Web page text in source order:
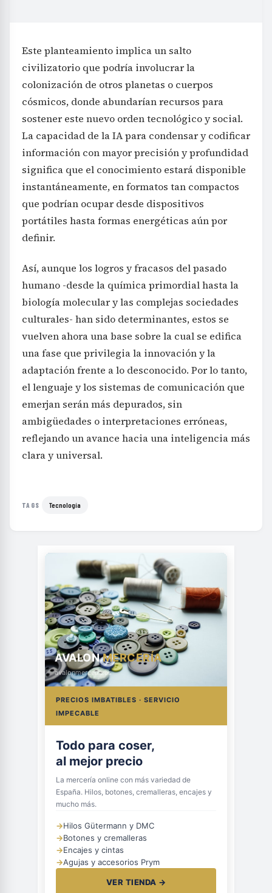
Este planteamiento implica un salto
civilizatorio que podría involucrar la
colonización de otros planetas o cuerpos
cósmicos, donde abundarían recursos para
sostener este nuevo orden tecnológico y social.
La capacidad de la IA para condensar y codificar
información con mayor precisión y profundidad
significa que el conocimiento estará disponible
instantáneamente, en formatos tan compactos
que podrían ocupar desde dispositivos
portátiles hasta formas energéticas aún por
definir.
Así, aunque los logros y fracasos del pasado
humano -desde la química primordial hasta la
biología molecular y las complejas sociedades
culturales- han sido determinantes, estos se
vuelven ahora una base sobre la cual se edifica
una fase que privilegia la innovación y la
adaptación frente a lo desconocido. Por lo tanto,
el lenguaje y los sistemas de comunicación que
emerjan serán más depurados, sin
ambigüedades o interpretaciones erróneas,
reflejando un avance hacia una inteligencia más
clara y universal.
TAGS Tecnología
AVALONMERCERÍA
avalonmerceria.es
PRECIOS IMBATIBLES · SERVICIO
IMPECABLE
Todo para coser,
al mejor precio
La mercería online con más variedad de
España. Hilos, botones, cremalleras, encajes y
mucho más.
→Hilos Gütermann y DMC
→Botones y cremalleras
→Encajes y cintas
→Agujas y accesorios Prym
VER TIENDA →